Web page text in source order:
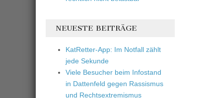
NEUESTE BEITRÄGE
KatRetter-App: Im Notfall zählt
jede Sekunde
Viele Besucher beim Infostand
in Dattenfeld gegen Rassismus
und Rechtsextremismus